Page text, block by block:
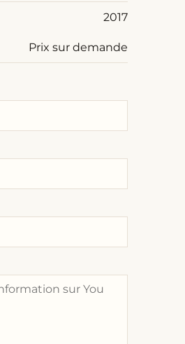
2017
Prix sur demande